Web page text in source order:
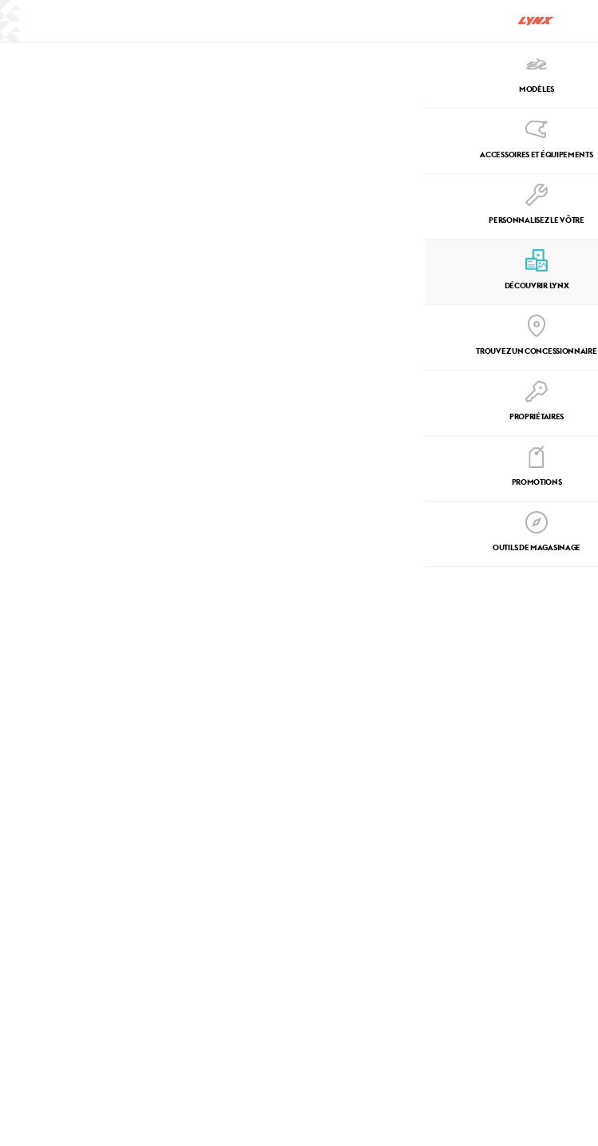
MODÈLES
ACCESSOIRES ET ÉQUIPEMENTS
PERSONNALISEZ LE VÔTRE
DÉCOUVRIR LYNX
TROUVEZ UN CONCESSIONNAIRE
PROPRIÉTAIRES
PROMOTIONS
OUTILS DE MAGASINAGE